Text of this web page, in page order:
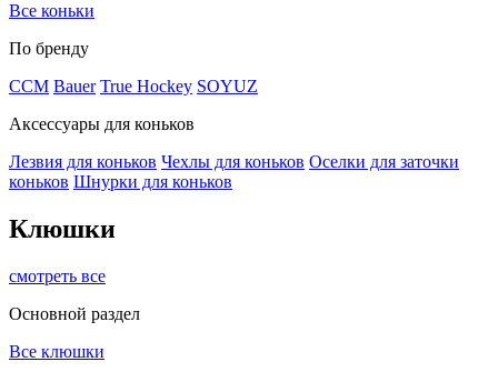
Все коньки
По бренду
ССМ Bauer True Hockey SOYUZ
Аксессуары для коньков
Лезвия для коньков Чехлы для коньков Оселки для заточки
коньков Шнурки для коньков
Клюшки
смотреть все
Основной раздел
Все клюшки